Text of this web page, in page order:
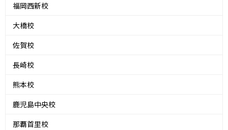
福岡西新校
大橋校
佐賀校
長崎校
熊本校
鹿児島中央校
那覇首里校